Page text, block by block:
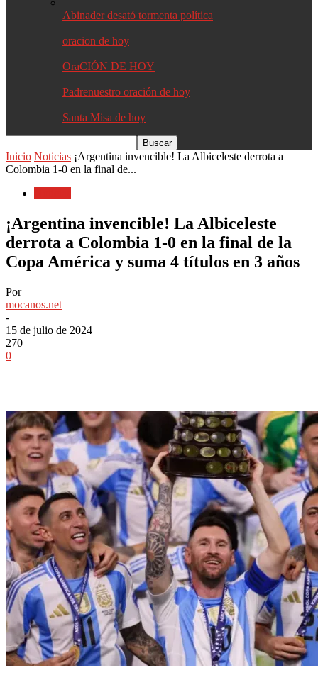
Abinader desató tormenta política
oracion de hoy
OraCIÓN DE HOY
Padrenuestro oración de hoy
Santa Misa de hoy
Inicio Noticias ¡Argentina invencible! La Albiceleste derrota a
Colombia 1-0 en la final de...
¡Argentina invencible! La Albiceleste
derrota a Colombia 1-0 en la final de la
Copa América y suma 4 títulos en 3 años
Por
mocanos.net
-
15 de julio de 2024
270
0